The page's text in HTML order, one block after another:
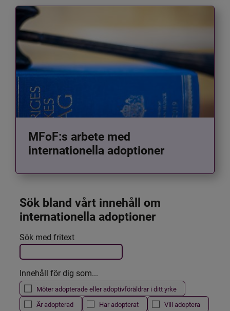
MFoF:s arbete med
internationella adoptioner
Sök bland vårt innehåll om
internationella adoptioner
Filtrera resultatet
Det här formuläret postas automatiskt
Sök med fritext
Innehåll för dig som...
Möter adopterade eller adoptivföräldrar i ditt yrke
Är adopterad
Har adopterat Vill adoptera